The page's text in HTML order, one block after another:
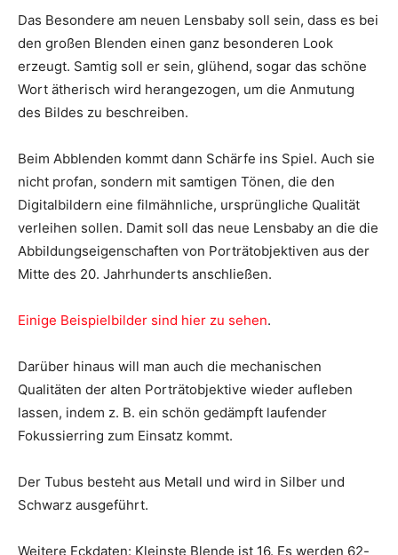
Das Besondere am neuen Lensbaby soll sein, dass es bei
den großen Blenden einen ganz besonderen Look
erzeugt. Samtig soll er sein, glühend, sogar das schöne
Wort ätherisch wird herangezogen, um die Anmutung
des Bildes zu beschreiben.
Beim Abblenden kommt dann Schärfe ins Spiel. Auch sie
nicht profan, sondern mit samtigen Tönen, die den
Digitalbildern eine filmähnliche, ursprüngliche Qualität
verleihen sollen. Damit soll das neue Lensbaby an die die
Abbildungseigenschaften von Porträtobjektiven aus der
Mitte des 20. Jahrhunderts anschließen.
Einige Beispielbilder sind hier zu sehen.
Darüber hinaus will man auch die mechanischen
Qualitäten der alten Porträtobjektive wieder aufleben
lassen, indem z. B. ein schön gedämpft laufender
Fokussierring zum Einsatz kommt.
Der Tubus besteht aus Metall und wird in Silber und
Schwarz ausgeführt.
Weitere Eckdaten: Kleinste Blende ist 16. Es werden 62-